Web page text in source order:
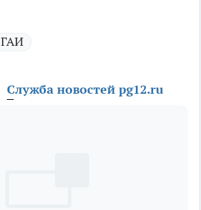
ГАИ
Служба новостей pg12.ru